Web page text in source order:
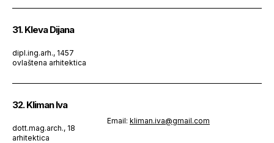
31. Kleva Dijana
dipl.ing.arh., 1457
ovlaštena arhitektica
32. Kliman Iva
dott.mag.arch., 18
arhitektica
Email: kliman.iva@gmail.com